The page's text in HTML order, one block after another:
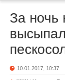
За ночь
10.01.2017, 10:37